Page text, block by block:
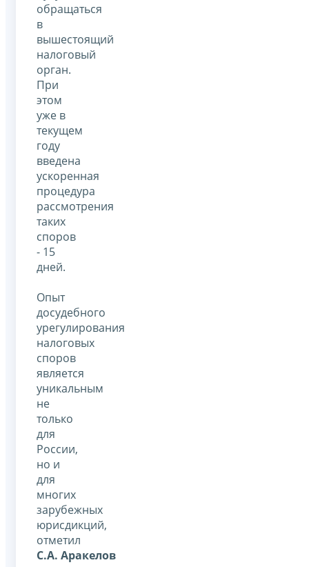
обращаться
в
вышестоящий
налоговый
орган.
При
этом
уже в
текущем
году
введена
ускоренная
процедура
рассмотрения
таких
споров
- 15
дней.
Опыт
досудебного
урегулирования
налоговых
споров
является
уникальным
не
только
для
России,
но и
для
многих
зарубежных
юрисдикций,
отметил
С.А. Аракелов